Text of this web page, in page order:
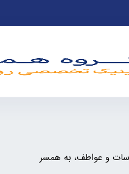
و عواطف، به همسر